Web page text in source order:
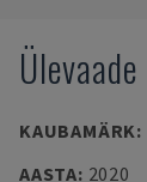
Ülevaade
KAUBAMÄRK:
AASTA: 2020